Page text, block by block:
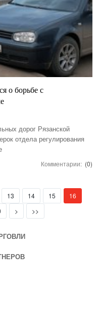
о борьбе с
дорог Рязанской
отдела регулирования
Комментарии: (0)
13 14 15 16
> >>